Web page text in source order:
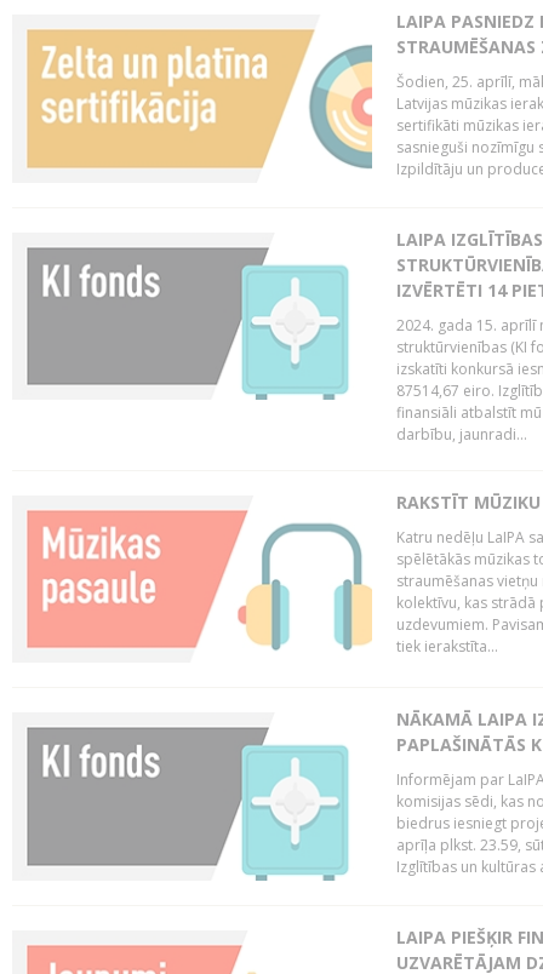
LAIPA PASNIEDZ
Šodien, 25. aprīlī,
Latvijas mūzikas
sertifikāti mūzikas
sasnieguši nozīmīgu
Izpildītāju un
LAIPA
IZVĒRTĒTI 14
2024. gada 15. aprīlī
struktūrvienības (KI
izskatīti konkursā
87514,67 eiro.
finansiāli atbalstīt
darbību, jaunradi...
RAKSTĪT
Katru nedēļu LaIPA
spēlētākās mūzikas
straumēšanas
kolektīvu, kas
uzdevumiem.
tiek ierakstīta...
NĀKAMĀ LAIPA
PAPLAŠINĀTĀS
Informējam par
komisijas sēdi, kas
biedrus iesniegt
aprīļa plkst. 23.59,
Izglītības un kultūras
LAIPA PIEŠĶIR
UZVARĒTĀJAM